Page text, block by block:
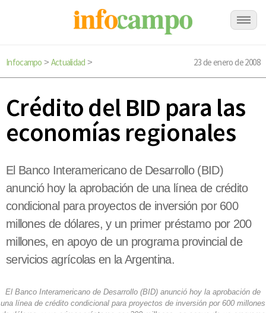
Infocampo > Actualidad > 23 de enero de 2008
Crédito del BID para las
economías regionales
El Banco Interamericano de Desarrollo (BID)
anunció hoy la aprobación de una línea de crédito
condicional para proyectos de inversión por 600
millones de dólares, y un primer préstamo por 200
millones, en apoyo de un programa provincial de
servicios agrícolas en la Argentina.
El Banco Interamericano de Desarrollo (BID) anunció hoy la aprobación de
una línea de crédito condicional para proyectos de inversión por 600 millones